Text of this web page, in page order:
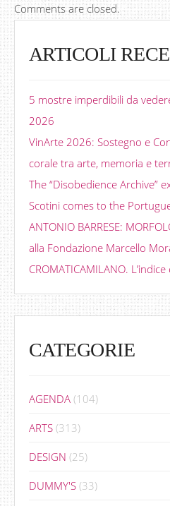
Comments are closed.
ARTICOLI
5 mostre imperdibili da
2026
VinArte 2026: Sostegno e
corale tra arte, memoria e
The “Disobedience Archive”
Scotini comes to the
ANTONIO BARRESE:
alla Fondazione Marcello
CROMATICAMILANO.
CATEGORIE
AGENDA (104)
ARTS (313)
DESIGN (25)
DUMMY'S (33)